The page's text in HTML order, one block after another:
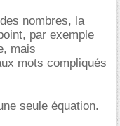
nombres, la
par exemple
mais
mots compliqués
seule équation.